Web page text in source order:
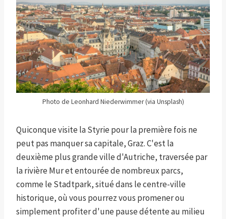
Photo de Leonhard Niederwimmer (via Unsplash)
Quiconque visite la Styrie pour la première fois ne
peut pas manquer sa capitale, Graz. C'est la
deuxième plus grande ville d'Autriche, traversée par
la rivière Mur et entourée de nombreux parcs,
comme le Stadtpark, situé dans le centre-ville
historique, où vous pourrez vous promener ou
simplement profiter d'une pause détente au milieu